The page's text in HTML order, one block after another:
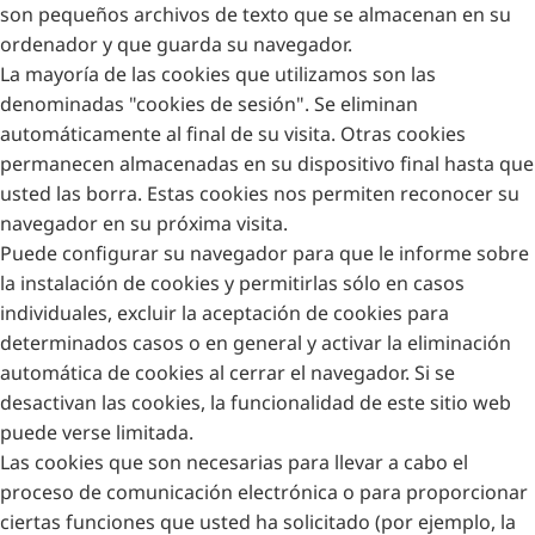
son pequeños archivos de texto que se almacenan en su
ordenador y que guarda su navegador.
La mayoría de las cookies que utilizamos son las
denominadas "cookies de sesión". Se eliminan
automáticamente al final de su visita. Otras cookies
permanecen almacenadas en su dispositivo final hasta que
usted las borra. Estas cookies nos permiten reconocer su
navegador en su próxima visita.
Puede configurar su navegador para que le informe sobre
la instalación de cookies y permitirlas sólo en casos
individuales, excluir la aceptación de cookies para
determinados casos o en general y activar la eliminación
automática de cookies al cerrar el navegador. Si se
desactivan las cookies, la funcionalidad de este sitio web
puede verse limitada.
Las cookies que son necesarias para llevar a cabo el
proceso de comunicación electrónica o para proporcionar
ciertas funciones que usted ha solicitado (por ejemplo, la